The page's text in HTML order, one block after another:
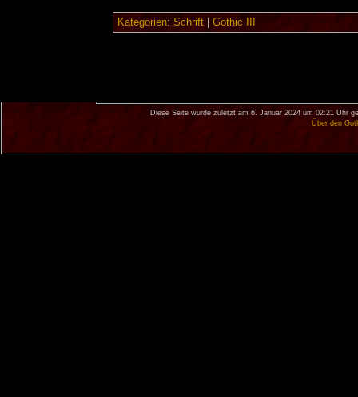
Kategorien: Schrift| Gothic III
Diese Seite wurde zuletzt am 6. Januar 2024 um 02:21 Uhr
Über den